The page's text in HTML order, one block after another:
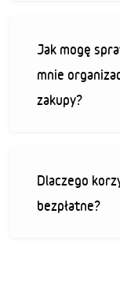
Jak mogę
mnie
zakupy?
Dlaczego
bezpłatne?